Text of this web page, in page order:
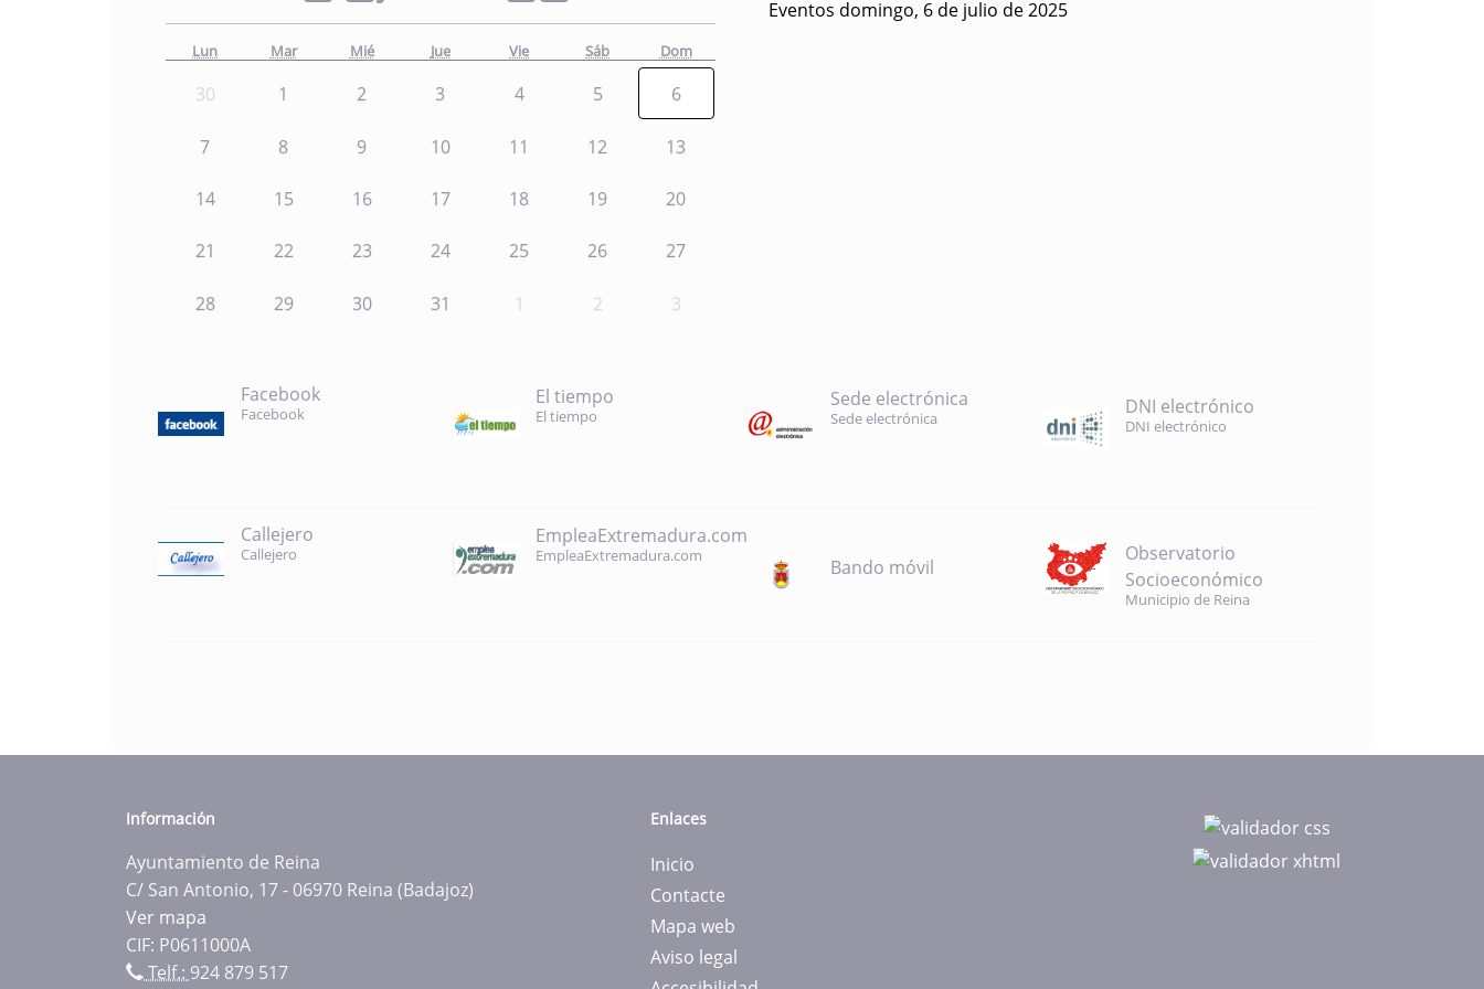
Lun Mar Mié Jue Vie Sáb Dom
30 1 2 3 4 5 6
7 8 9 10 11 12 13
14 15 16 17 18 19 20
21 22 23 24 25 26 27
28 29 30 31 1 2 3
Eventos domingo, 6 de julio de 2025
Facebook
Facebook
El tiempo
El tiempo
Sede electrónica
Sede electrónica DNI electrónico
DNI electrónico
Callejero
Callejero
EmpleaExtremadura.com
EmpleaExtremadura.com
Bando móvil
Observatorio
Socioeconómico
Municipio de Reina
Información
Ayuntamiento de Reina
C/ San Antonio, 17 - 06970 Reina (Badajoz)
Ver mapa
CIF: P0611000A
Telf.:924 879 517
Enlaces
Inicio
Contacte
Mapa web
Aviso legal